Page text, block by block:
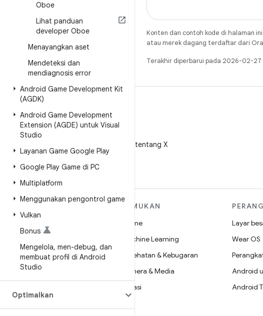
Oboe
Lihat panduan
developer Oboe
Menayangkan aset
Mendeteksi dan
mendiagnosis error
Android Game Development Kit
(AGDK)
Android Game Development
Extension (AGDE) untuk Visual
Studio
Layanan Game Google Play
Google Play Game di PC
Multiplatform
Menggunakan pengontrol game
Vulkan
Bonus
Mengelola, men-debug, dan
membuat profil di Android
Studio
Optimalkan
Konten dan contoh kode di halaman
atau merek dagang terdaftar dari
Terakhir diperbarui pada 2026-02-27
Ikuti @AndroidDev tentang X
SELENGKAPNYA
TENTANG ANDROID
Android
Android untuk Perusahaan
Keamanan
Source
Berita
TEMUKAN
Game
Machine Learning
Kesehatan & Kebugaran
Kamera & Media
Privasi
Layar
Wear OS
Android
Android